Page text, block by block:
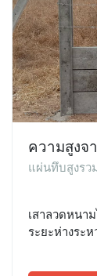
ความสูงจ
แผ่นทึบสูงรว
เสาลวดหนา
ระยะห่างระ